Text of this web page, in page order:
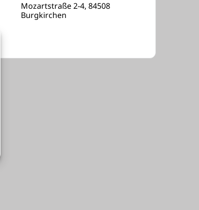
Mozartstraße 2-4, 84508
Burgkirchen